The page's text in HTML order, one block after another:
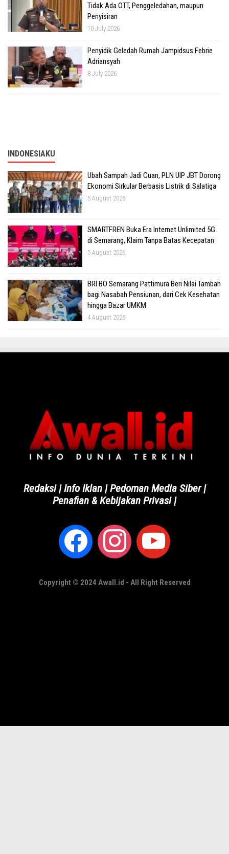
Tidak Ada OTT, Penggeledahan, maupun
Penyisiran
10 July 2026
Penyidik Geledah Rumah Jampidsus Febrie
Adriansyah
8 July 2026
INDONESIAKU
Ubah Sampah Jadi Cuan, PLN UIP JBT Dorong
Ekonomi Sirkular Berbasis Listrik di Salatiga
5 August 2026
SMARTFREN Buka Era Internet Unlimited 5G
di Semarang, Klaim Tanpa Batas Kecepatan
5 August 2026
BRI BO Semarang Pattimura Beri Nilai Tambah
bagi Nasabah Pensiunan, dari Cek Kesehatan
hingga Bazar UMKM
4 August 2026
Redaksi|Info Iklan|Pedoman Media Siber|
Penafian & Kebijakan Privasi|
Copyright © 2024 Awall.id - All Right Reserved